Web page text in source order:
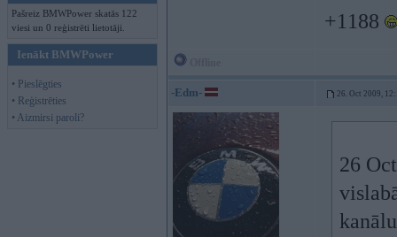
Pašreiz BMWPower skatās 122
viesi un 0 reģistrēti lietotāji.
Ienākt BMWPower
• Pieslēgties
• Reģistrēties
• Aizmirsi paroli?
+1188
-Edm- 26. Oct 2009,
26